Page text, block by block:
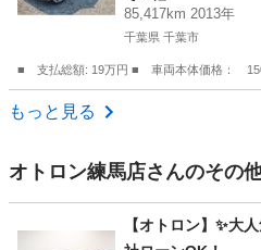
85,417km 2013年
千葉県 千葉市
■ 支払総額: 19万円 ■ 車両本体価格：
千葉 千葉市
もっと見る
オトロン練馬店さんのその
【オトロン】✨大